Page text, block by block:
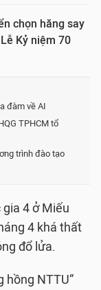
chọn hăng say
Kỷ niệm 70
đàm về AI
TPHCM tổ
trình đào tạo
4 ở Miếu
4 khá thất
đổ lửa.
hồng NTTU”